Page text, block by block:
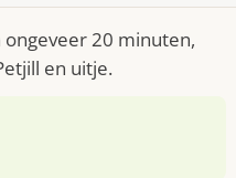
ongeveer 20 minuten,
en uitje.